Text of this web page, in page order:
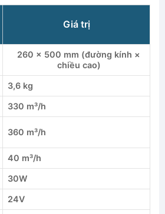
Giá trị
260 × 500 mm (đường kính ×
chiều cao)
3,6 kg
330 m³/h
360 m³/h
40 m³/h
30W
24V